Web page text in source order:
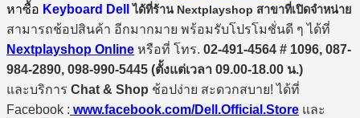
หาซื้อ Keyboard Dellได้ที่ร้าน Nextplayshop สาขาที่เปิดจำหน่าย
สามารถช้อปสินค้า อีกมากมาย พร้อมรับโปรโมชั่นดี ๆ ได้ที่
Nextplayshop Online หรือที่ โทร. 02-491-4564 # 1096, 087-
984-2890, 098-990-5445 (ตั้งแต่เวลา 09.00-18.00 น.)
และบริการ Chat & Shop ช้อปง่าย สะดวกสบาย! ได้ที่
Facebook : www.facebook.com/Dell.Official.Store และ